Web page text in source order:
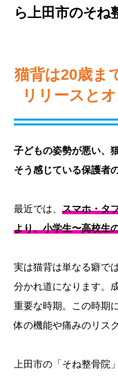
ら上田市のそね
猫背は20歳ま
リリースと
子どもの姿勢が悪い、
そう感じている保護者
最近では、 スマホ・タ
より、小学生〜高校生
実は猫背は単なる癖で
分かれ道になります。
重要な時期。この時期
体の機能や痛みのリス
上田市の「そね整骨院